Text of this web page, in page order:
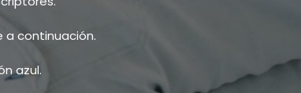
a continuación.
azul.